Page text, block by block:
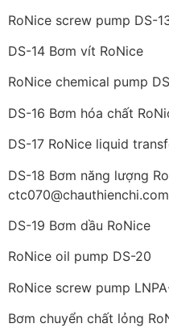
RoNice screw pump DS-
DS-14 Bơm vít RoNice
RoNice chemical pump
DS-16 Bơm hóa chất
DS-17 RoNice liquid
DS-18 Bơm năng lượng
DS-19 Bơm dầu RoNice
RoNice oil pump DS-20
RoNice screw pump
Bơm chuyển chất lỏng